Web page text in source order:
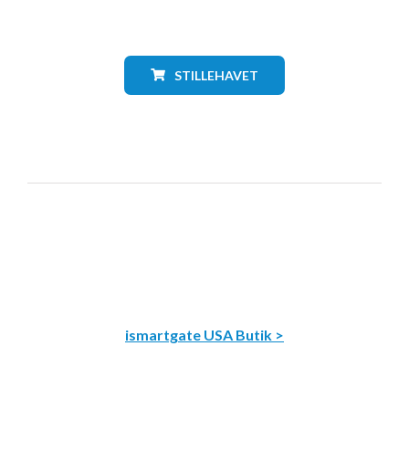
STILLEHAVET
ismartgate USA Butik >